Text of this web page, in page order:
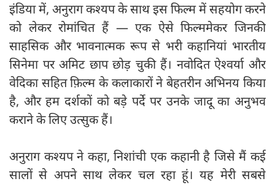
इंडिया में, अनुराग कश्यप के साथ इस फिल्म में सहयोग करने
को लेकर रोमांचित हैं — एक ऐसे फिल्ममेकर जिनकी
साहसिक और भावनात्मक रूप से भरी कहानियां भारतीय
सिनेमा पर अमिट छाप छोड़ चुकी हैं। नवोदित ऐश्वर्या और
वेदिका सहित फ़िल्म के कलाकारों ने बेहतरीन अभिनय किया
है, और हम दर्शकों को बड़े पर्दे पर उनके जादू का अनुभव
कराने के लिए उत्सुक हैं।
अनुराग कश्यप ने कहा, निशांची एक कहानी है जिसे मैं कई
सालों से अपने साथ लेकर चल रहा हूं। यह मेरी सबसे